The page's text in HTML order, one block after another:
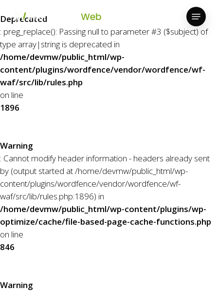
Deprecated
: preg_replace(): Passing null to parameter #3 ($subject) of
type array|string is deprecated in
/home/devmw/public_html/wp-
content/plugins/wordfence/vendor/wordfence/wf-
waf/src/lib/rules.php
on line
1896
Warning
: Cannot modify header information - headers already sent
by (output started at /home/devmw/public_html/wp-
content/plugins/wordfence/vendor/wordfence/wf-
waf/src/lib/rules.php:1896) in
/home/devmw/public_html/wp-content/plugins/wp-
optimize/cache/file-based-page-cache-functions.php
on line
846
Warning
to
main
content
Menu
Close